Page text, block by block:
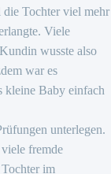
die Tochter viel mehr
Viele
wusste also
war es
kleine Baby einfach
unterlegen.
fremde
im